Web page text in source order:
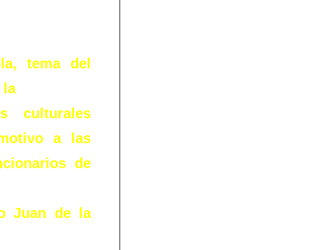
tema del
la
culturales
a las
de
Juan de la